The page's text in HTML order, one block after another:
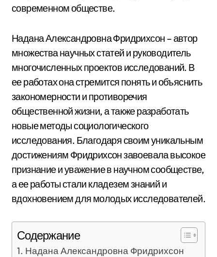
современном обществе.
Надана Александровна Фридрихсон – автор
множества научных статей и руководитель
многочисленных проектов исследований. В
ее работах она стремится понять и объяснить
закономерности и противоречия
общественной жизни, а также разработать
новые методы социологического
исследования. Благодаря своим уникальным
достижениям Фридрихсон завоевала высокое
признание и уважение в научном сообществе,
а ее работы стали кладезем знаний и
вдохновением для молодых исследователей.
Содержание
Надана Александровна Фридрихсон